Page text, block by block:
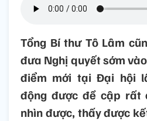
Tổng Bí thư Tô Lâm
đưa Nghị quyết sớm
điểm mới tại Đại hội
động được đề cập rất
nhìn được, thấy được